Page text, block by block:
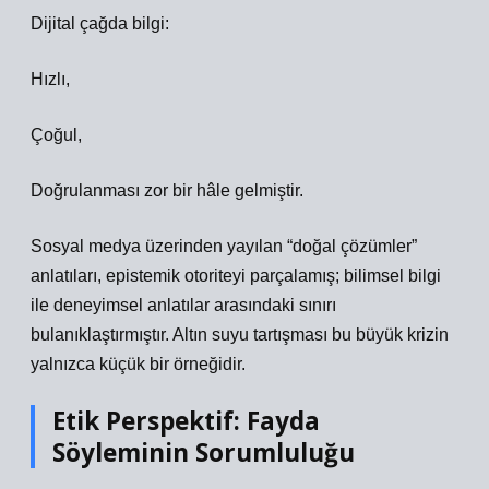
Dijital çağda bilgi:
Hızlı,
Çoğul,
Doğrulanması zor bir hâle gelmiştir.
Sosyal medya üzerinden yayılan “doğal çözümler”
anlatıları, epistemik otoriteyi parçalamış; bilimsel bilgi
ile deneyimsel anlatılar arasındaki sınırı
bulanıklaştırmıştır. Altın suyu tartışması bu büyük krizin
yalnızca küçük bir örneğidir.
Etik Perspektif: Fayda
Söyleminin Sorumluluğu